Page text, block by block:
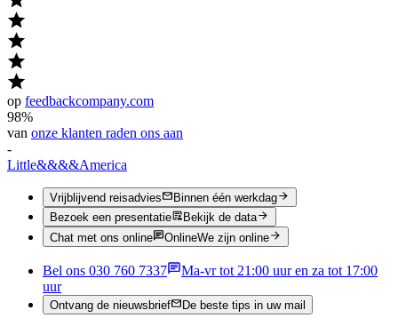
op feedbackcompany.com
98%
van onze klanten raden ons aan
-
Little&&&&America
Vrijblijvend reisadvies
Binnen één werkdag
Bezoek een presentatie
Bekijk de data
Chat met ons online
OnlineWe zijn online
Bel ons 030 760 7337
Ma-vr tot 21:00 uur en za tot 17:00
uur
Ontvang de nieuwsbrief De beste tips in uw mail